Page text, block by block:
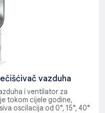
vazduha
i ventilator za
tokom cijele godine,
oscilacija od 0°, 15°, 40°